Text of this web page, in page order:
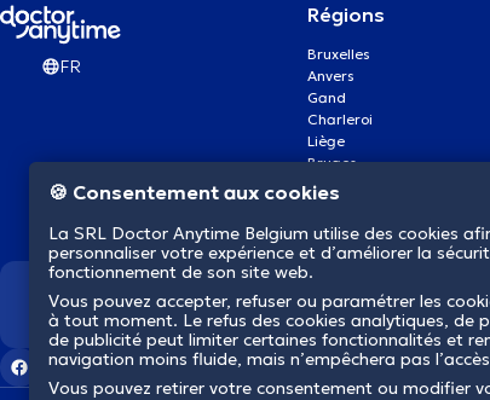
FR
Régions
Bruxelles
Anvers
Gand
Charleroi
Liège
Bruges
Namur
Mons
Aalst Flandre-Orientale
Nous
🍪 Consentement aux cookies
La SRL Doctor Anytime Belgium utilise des cookies
personnaliser votre expérience et d’améliorer la
fonctionnement de son site web.
Vous pouvez accepter, refuser ou paramétrer les
à tout moment. Le refus des cookies analytiques, de
de publicité peut limiter certaines fonctionnalités et
navigation moins fluide, mais n’empêchera pas
Vous pouvez retirer votre consentement ou modifier